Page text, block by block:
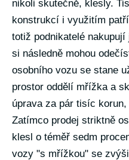
nikoli skutečně, klesly.
konstrukcí i využitím
totiž podnikatelé
si následně mohou
osobního vozu se stane
prostor oddělí mřížka a
úprava za pár tisíc
Zatímco prodej striktně
klesl o téměř sedm
vozy "s mřížkou" se